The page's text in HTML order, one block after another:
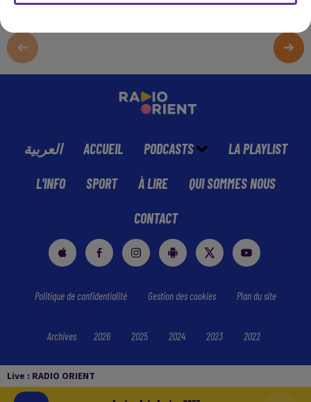
Live : RADIO ORIENT
العربية ACCUEIL PODCASTS LA PLAYLIST
L'INFO SPORT À LIRE QUI SOMMES NOUS
CONTACT
Politique de confidentialité Gestion des cookies Plan du site
Archives 2026 2025 2024 2023 2022